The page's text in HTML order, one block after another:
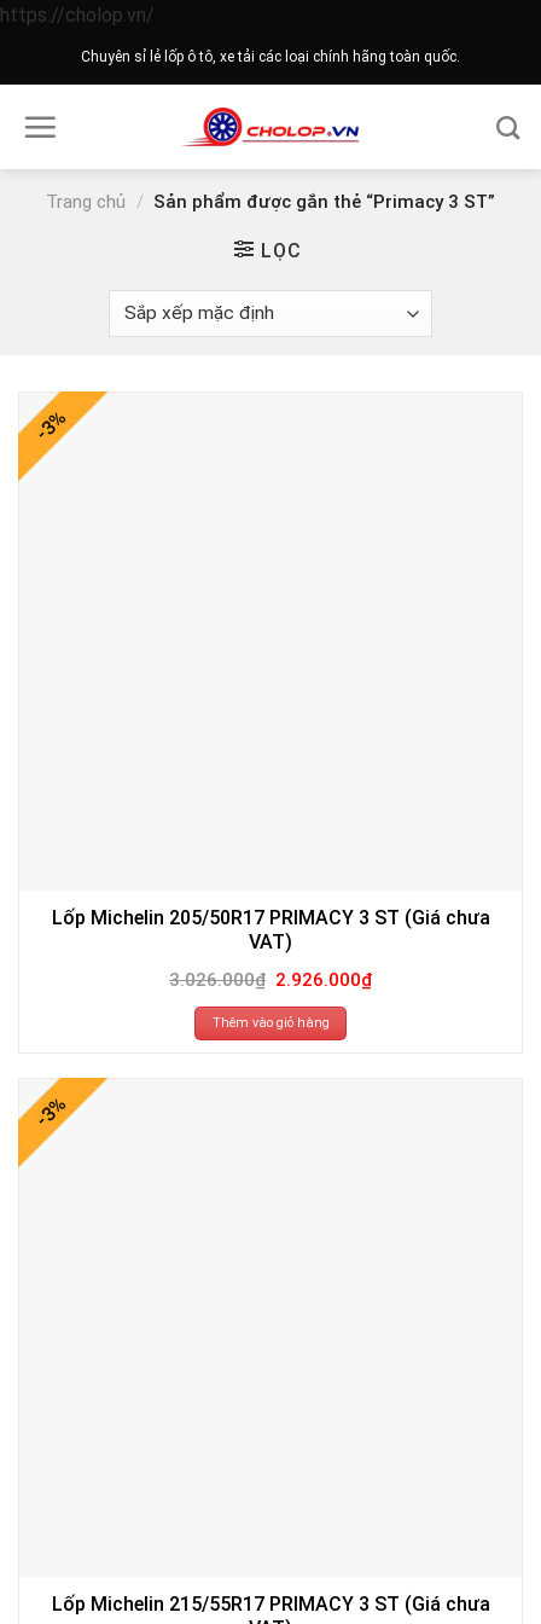
https://cholop.vn/
to
Chuyên sỉ lẻ lốp ô tô, xe tải các loại chính hãng toàn quốc.
Trang chủ / Sản phẩm được gắn thẻ “Primacy 3 ST”
LỌC
-3%
Lốp Michelin 205/50R17 PRIMACY 3 ST (Giá chưa
VAT)
3.026.000₫ Giá
gốc
là:
3.026.000₫.
2.926.000₫Giá
hiện
Thêm vào giỏ hàng
-3%
Lốp Michelin 215/55R17 PRIMACY 3 ST (Giá chưa